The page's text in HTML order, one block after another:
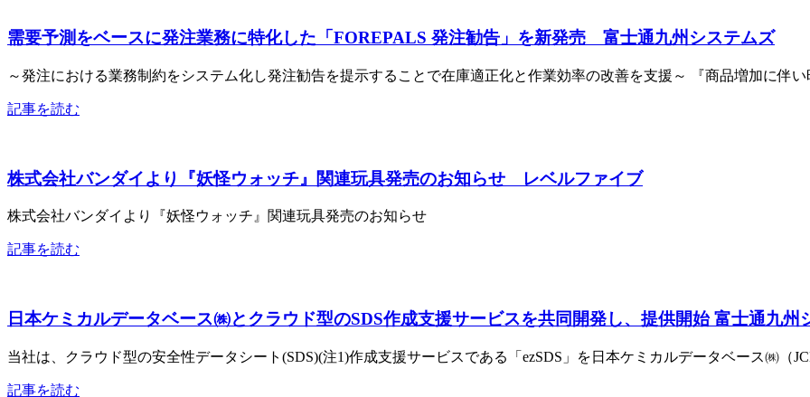
需要予測をベースに発注業務に特化した「FOREPALS 発注勧告」を新発売 富士通九州システムズ
～発注における業務制約をシステム化し発注勧告を提示することで在庫適正化と作業効率の改善を支援～ 『商品増加に伴
記事を読む
株式会社バンダイより『妖怪ウォッチ』関連玩具発売のお知らせ レベルファイブ
株式会社バンダイより『妖怪ウォッチ』関連玩具発売のお知らせ
記事を読む
日本ケミカルデータベース㈱とクラウド型のSDS作成支援サービスを共同開発し、提供開始 富士通九州
当社は、クラウド型の安全性データシート(SDS)(注1)作成支援サービスである「ezSDS」を日本ケミカルデータベース㈱（
記事を読む